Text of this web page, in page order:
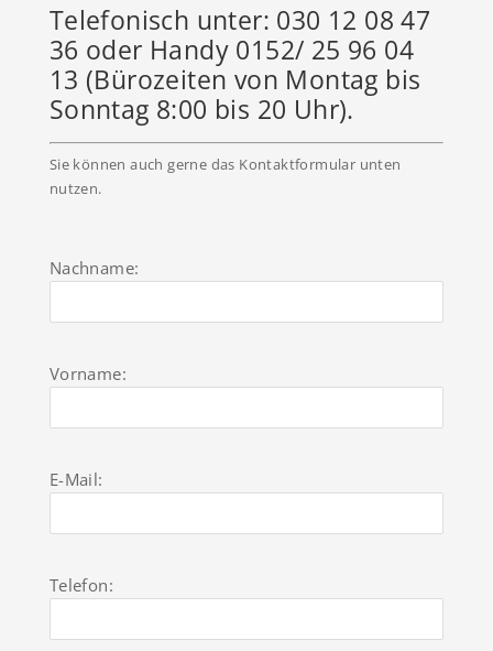
Telefonisch unter: 030 12 08 47
36 oder Handy 0152/ 25 96 04
13 (Bürozeiten von Montag bis
Sonntag 8:00 bis 20 Uhr).
Sie können auch gerne das Kontaktformular unten
nutzen.
Nachname:
Vorname:
E-Mail:
Telefon: